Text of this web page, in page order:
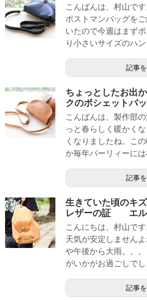
こんばんは、村山で
ポストマンバッグを
いたので今週はまず
り小さいサイズのハ
記事
ちょっとしたお出
クのポシェットバ
こんばんは、製作部
っと春らしく暖かく
くなりましたね。こ
か毎年パーリィーに
記事
生きていた頃のキ
レザーの証 エル
こんにちは、村山で
天気が安定しません
や午後から大雨。。
がいかがお過ごしで
記事